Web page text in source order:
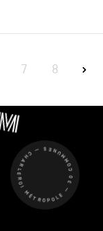
7 8
CHARLEROI MÉTROPOLE — 30 COMMUNES —